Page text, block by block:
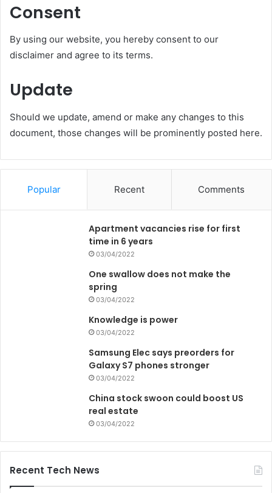
Consent
By using our website, you hereby consent to our
disclaimer and agree to its terms.
Update
Should we update, amend or make any changes to this
document, those changes will be prominently posted here.
Popular Recent Comments
Apartment vacancies rise for first
time in 6 years
03/04/2022
One swallow does not make the
spring
03/04/2022
Knowledge is power
03/04/2022
Samsung Elec says preorders for
Galaxy S7 phones stronger
03/04/2022
China stock swoon could boost US
real estate
03/04/2022
Recent Tech News